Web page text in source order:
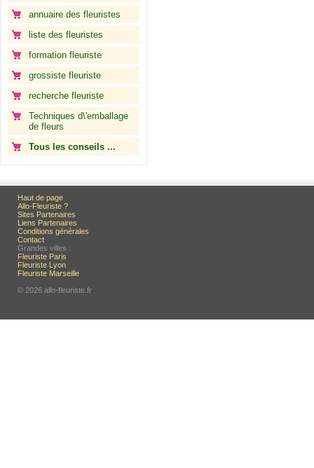
annuaire des fleuristes
liste des fleuristes
formation fleuriste
grossiste fleuriste
recherche fleuriste
Techniques d\'emballage
de fleurs
Tous les conseils ...
Haut de page
Allo-Fleuriste ?
Sites Partenaires
Liens Partenaires
Conditions générales
Contact
Grandes villes :
Fleuriste Paris
Fleuriste Lyon
Fleuriste Marseille
© 2026 allo-fleuriste.fr